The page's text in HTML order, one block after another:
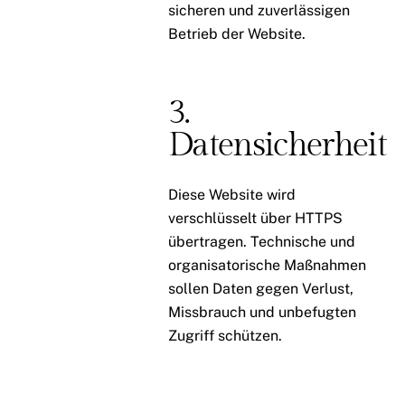
sicheren und zuverlässigen
Betrieb der Website.
3.
Datensicherheit
Diese Website wird
verschlüsselt über HTTPS
übertragen. Technische und
organisatorische Maßnahmen
sollen Daten gegen Verlust,
Missbrauch und unbefugten
Zugriff schützen.